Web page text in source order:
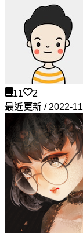
11
2
最近更新 / 2022-